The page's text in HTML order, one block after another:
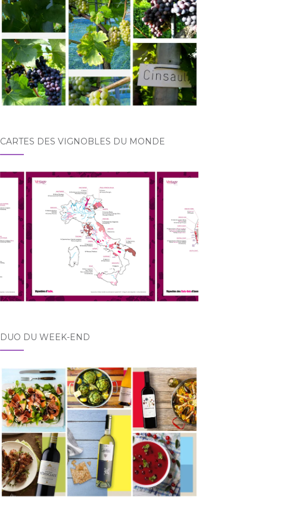
CARTES DES VIGNOBLES DU MONDE
DUO DU WEEK-END